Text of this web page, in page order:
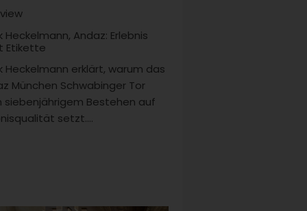
Heckelmann, Andaz: Erlebnis
Etikette
Heckelmann erklärt, warum das
München Schwabinger Tor
siebenjährigem Bestehen auf
setzt....